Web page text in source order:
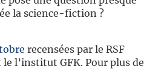
la science-fiction ?
recensées par le RSF
l’institut GFK. Pour plus de